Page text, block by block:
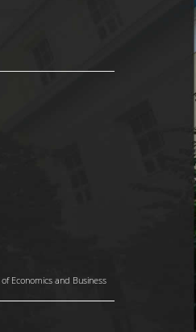
Economics and Business